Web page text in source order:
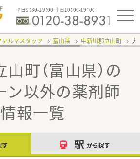
平日9：30-19：00 土日10：00-19：00
ァルマスタッフ 富山県 中新川郡立山町 大
町（富山県）の
ン以外の薬剤師
報一覧
す 駅 から探す